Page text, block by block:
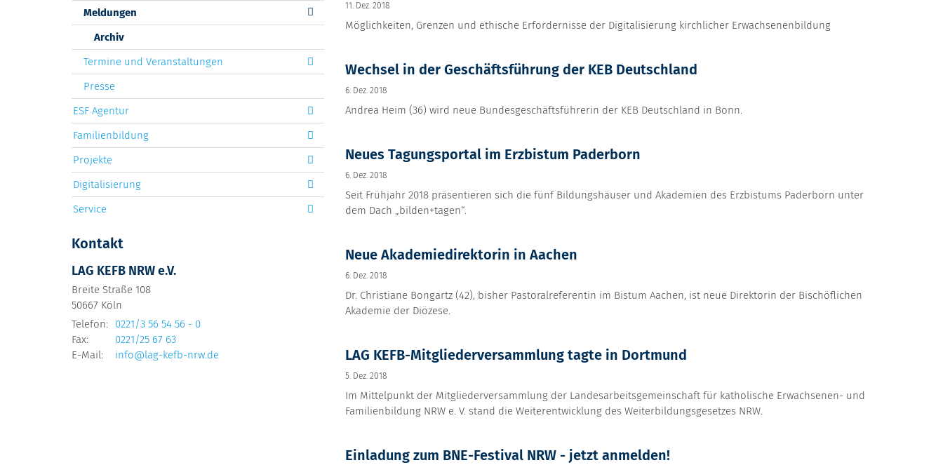
11. Dez. 2018
Möglichkeiten, Grenzen und ethische Erfordernisse der Digitalisierung kirchlicher Erwachsenenbildung
Wechsel in der Geschäftsführung der KEB Deutschland
6. Dez. 2018
Andrea Heim (36) wird neue Bundesgeschäftsführerin der KEB Deutschland in Bonn.
Neues Tagungsportal im Erzbistum Paderborn
6. Dez. 2018
Seit Frühjahr 2018 präsentieren sich die fünf Bildungshäuser und Akademien des Erzbistums Paderborn unter
dem Dach „bilden+tagen“.
Neue Akademiedirektorin in Aachen
6. Dez. 2018
Dr. Christiane Bongartz (42), bisher Pastoralreferentin im Bistum Aachen, ist neue Direktorin der Bischöflichen
Akademie der Diözese.
LAG KEFB-Mitgliederversammlung tagte in Dortmund
5. Dez. 2018
Im Mittelpunkt der Mitgliederversammlung der Landesarbeitsgemeinschaft für katholische Erwachsenen- und
Familienbildung NRW e. V. stand die Weiterentwicklung des Weiterbildungsgesetzes NRW.
Einladung zum BNE-Festival NRW - jetzt anmelden!
Meldungen
Archiv
Termine und Veranstaltungen
Presse
ESF Agentur
Familienbildung
Projekte
Digitalisierung
Service
Kontakt
LAG KEFB NRW e.V.
Breite Straße 108
50667 Köln
Telefon:
0221/3 56 54 56 - 0
Fax:
0221/25 67 63
E-Mail:
info@lag-kefb-nrw.de